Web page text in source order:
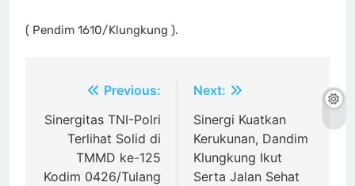
( Pendim 1610/Klungkung ).
Navigasi
pos
Previous:
Sinergitas TNI-Polri
Terlihat Solid di
TMMD ke-125
Kodim 0426/Tulang
Next:
Sinergi Kuatkan
Kerukunan, Dandim
Klungkung Ikut
Serta Jalan Sehat